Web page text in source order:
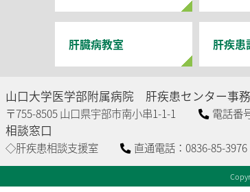
肝臓病教室 肝疾患
山口大学医学部附属病院 肝疾患センター事
〒755-8505 山口県宇部市南小串1-1-1 電話番
相談窓口
◇肝疾患相談支援室 直通電話：0836-85-